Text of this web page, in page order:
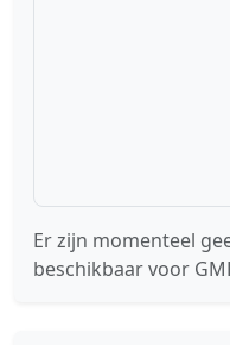
Er zijn momenteel
beschikbaar voor